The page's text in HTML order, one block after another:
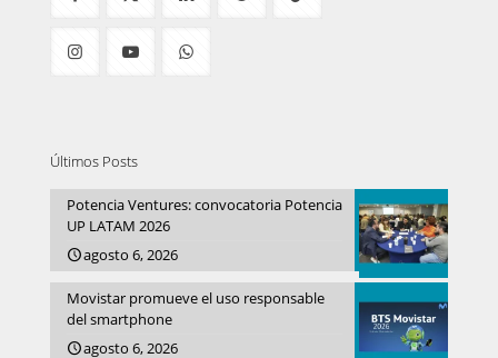
Últimos Posts
Potencia Ventures: convocatoria Potencia
UP LATAM 2026
agosto 6, 2026
Movistar promueve el uso responsable
del smartphone
agosto 6, 2026